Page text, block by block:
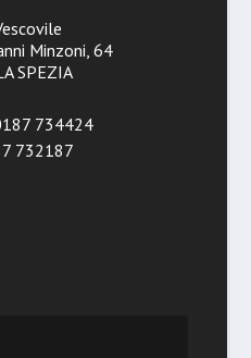
Minzoni, 64
SPEZIA
734424
732187